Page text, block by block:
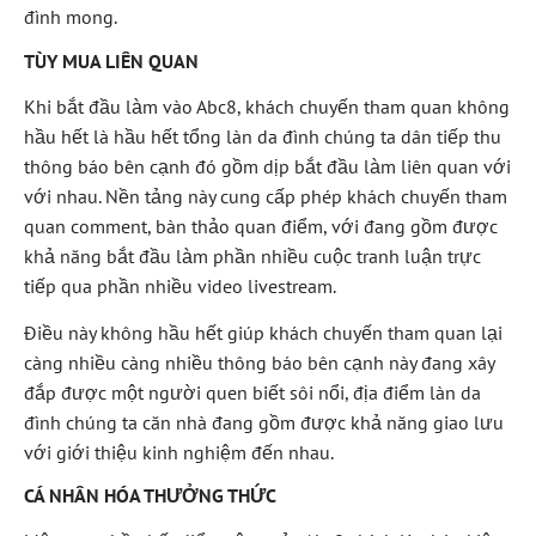
đình mong.
TÙY MUA LIÊN QUAN
Khi bắt đầu làm vào Abc8, khách chuyến tham quan không
hầu hết là hầu hết tổng làn da đình chúng ta dân tiếp thu
thông báo bên cạnh đó gồm dịp bắt đầu làm liên quan với
với nhau. Nền tảng này cung cấp phép khách chuyến tham
quan comment, bàn thảo quan điểm, với đang gồm được
khả năng bắt đầu làm phần nhiều cuộc tranh luận trực
tiếp qua phần nhiều video livestream.
Điều này không hầu hết giúp khách chuyến tham quan lại
càng nhiều càng nhiều thông báo bên cạnh này đang xây
đắp được một người quen biết sôi nổi, địa điểm làn da
đình chúng ta căn nhà đang gồm được khả năng giao lưu
với giới thiệu kinh nghiệm đến nhau.
CÁ NHÂN HÓA THƯỞNG THỨC